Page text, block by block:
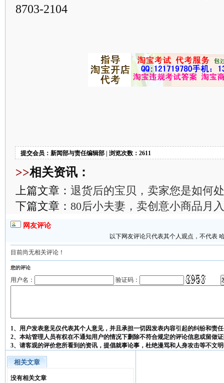
8703-2104
提交会员：新闻部与责任编辑部 | 浏览次数：2611
>>相关资讯：
上篇文章： 退货后的宝贝，卖家您是如何
下篇文章： 80后小夫妻，卖创意小商品月
网友评论
以下网友评论只代表其个人观点，不代表
目前尚无相关评论！
您的评论
用户名： 验证码：
1、用户发表意见仅代表其个人意见，并且承担一切因发表内容引起的纠纷和责
2、本站管理人员有权在不通知用户的情况下删除不符合规定的评论信息或留做
3、请客观的评价您所看到的资讯，提倡就事论事，杜绝漫骂和人身攻击等不文
相关文章
没有相关文章